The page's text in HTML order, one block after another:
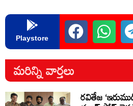
Playstore
మరిన్ని వార్తలు
రవితేజ